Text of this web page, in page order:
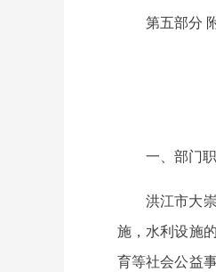
第五部分
一、部门
洪江市大
施，水利设施
育等社会公益